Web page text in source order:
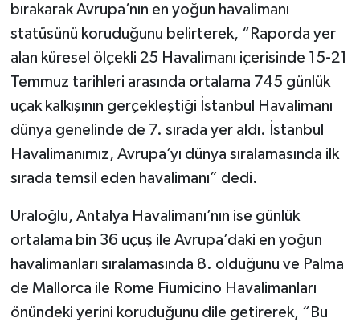
bırakarak Avrupa’nın en yoğun havalimanı
statüsünü koruduğunu belirterek, “Raporda yer
alan küresel ölçekli 25 Havalimanı içerisinde 15-21
Temmuz tarihleri arasında ortalama 745 günlük
uçak kalkışının gerçekleştiği İstanbul Havalimanı
dünya genelinde de 7. sırada yer aldı. İstanbul
Havalimanımız, Avrupa’yı dünya sıralamasında ilk
sırada temsil eden havalimanı” dedi.
Uraloğlu, Antalya Havalimanı’nın ise günlük
ortalama bin 36 uçuş ile Avrupa’daki en yoğun
havalimanları sıralamasında 8. olduğunu ve Palma
de Mallorca ile Rome Fiumicino Havalimanları
önündeki yerini koruduğunu dile getirerek, “Bu